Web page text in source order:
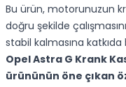
Bu ürün, motorunuzun
doğru şekilde
stabil kalmasına katkıda
Opel Astra G Krank
ürününün öne çıkan